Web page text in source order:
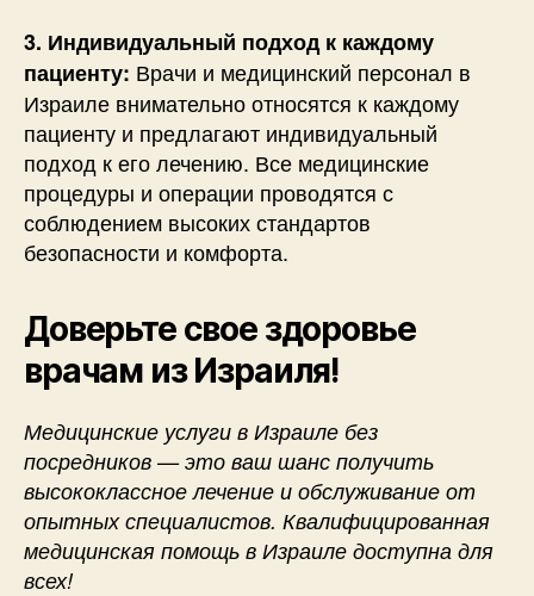
3. Индивидуальный подход к каждому
пациенту: Врачи и медицинский персонал в
Израиле внимательно относятся к каждому
пациенту и предлагают индивидуальный
подход к его лечению. Все медицинские
процедуры и операции проводятся с
соблюдением высоких стандартов
безопасности и комфорта.
Доверьте свое здоровье
врачам из Израиля!
Медицинские услуги в Израиле без
посредников — это ваш шанс получить
высококлассное лечение и обслуживание от
опытных специалистов. Квалифицированная
медицинская помощь в Израиле доступна для
всех!